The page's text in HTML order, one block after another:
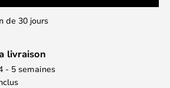
de 30 jours
livraison
- 5 semaines